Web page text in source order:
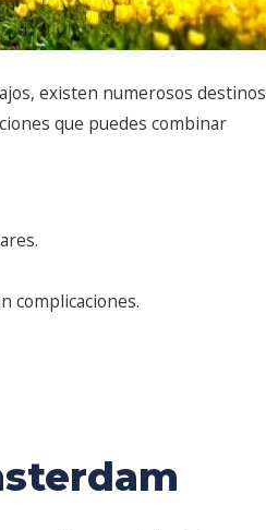
existen numerosos destinos
que puedes combinar
complicaciones.